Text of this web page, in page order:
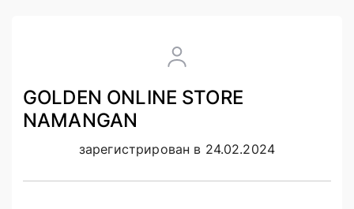
GOLDEN ONLINE STORE
NAMANGAN
зарегистрирован в 24.02.2024